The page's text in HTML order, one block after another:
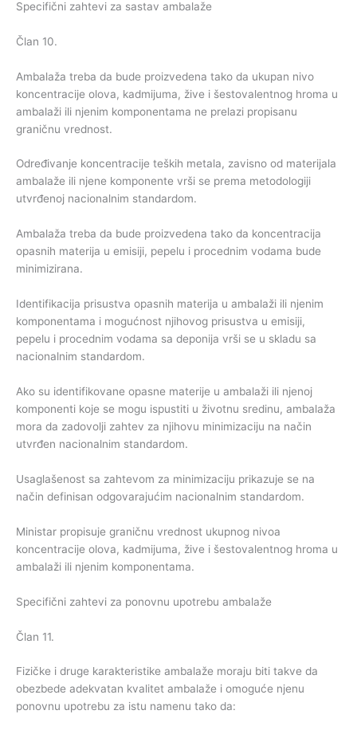
Specifični zahtevi za sastav ambalaže
Član 10.
Ambalaža treba da bude proizvedena tako da ukupan nivo
koncentracije olova, kadmijuma, žive i šestovalentnog hroma u
ambalaži ili njenim komponentama ne prelazi propisanu
graničnu vrednost.
Određivanje koncentracije teških metala, zavisno od materijala
ambalaže ili njene komponente vrši se prema metodologiji
utvrđenoj nacionalnim standardom.
Ambalaža treba da bude proizvedena tako da koncentracija
opasnih materija u emisiji, pepelu i procednim vodama bude
minimizirana.
Identifikacija prisustva opasnih materija u ambalaži ili njenim
komponentama i mogućnost njihovog prisustva u emisiji,
pepelu i procednim vodama sa deponija vrši se u skladu sa
nacionalnim standardom.
Ako su identifikovane opasne materije u ambalaži ili njenoj
komponenti koje se mogu ispustiti u životnu sredinu, ambalaža
mora da zadovolji zahtev za njihovu minimizaciju na način
utvrđen nacionalnim standardom.
Usaglašenost sa zahtevom za minimizaciju prikazuje se na
način definisan odgovarajućim nacionalnim standardom.
Ministar propisuje graničnu vrednost ukupnog nivoa
koncentracije olova, kadmijuma, žive i šestovalentnog hroma u
ambalaži ili njenim komponentama.
Specifični zahtevi za ponovnu upotrebu ambalaže
Član 11.
Fizičke i druge karakteristike ambalaže moraju biti takve da
obezbede adekvatan kvalitet ambalaže i omoguće njenu
ponovnu upotrebu za istu namenu tako da: